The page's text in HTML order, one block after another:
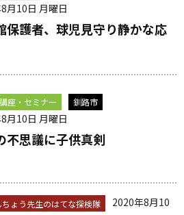
月10日 月曜日
保護者、球児見守り静かな応
座・セミナー 釧路市
月10日 月曜日
不思議に子供真剣
ちょう先生のはてな探検隊
2020年8月10